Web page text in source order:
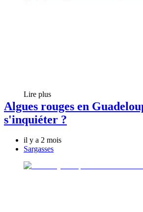
Lire plus
Algues rouges en
s'inquiéter ?
il y a 2 mois
Sargasses